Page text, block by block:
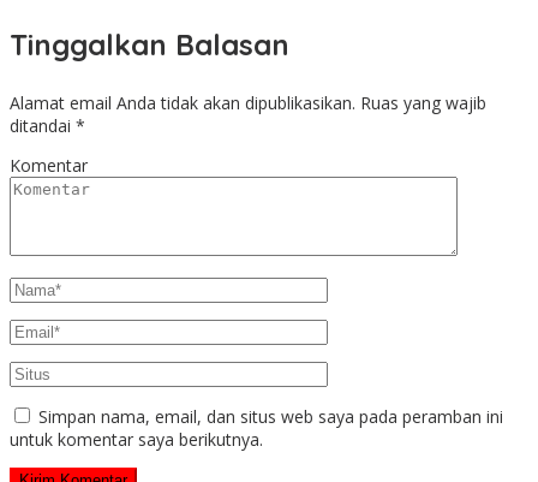
Tinggalkan Balasan
Alamat email Anda tidak akan dipublikasikan. Ruas yang wajib
ditandai *
Komentar
Simpan nama, email, dan situs web saya pada peramban ini
untuk komentar saya berikutnya.